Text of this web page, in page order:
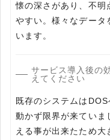
懐の深さがあり、不明
やすい。様々なデータ
います。
サービス導入後の
えてください
既存のシステムは
動かず限界が来ていま
える事が出来たため